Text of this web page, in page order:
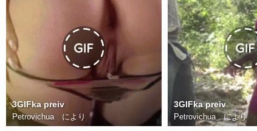
3GIFka preiv
Petrovichuaにより
3GIFka preiv
Petrovichuaにより